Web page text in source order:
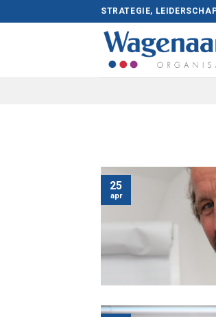
to
STRATEGIE,
25
apr